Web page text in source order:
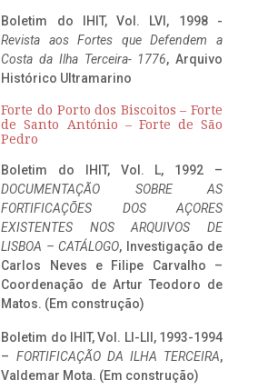
Boletim do IHIT, Vol. LVI, 1998 -
Revista aos Fortes que Defendem a
Costa da Ilha Terceira- 1776, Arquivo
Histórico Ultramarino
Forte do Porto dos Biscoitos – Forte
de Santo António – Forte de São
Pedro
Boletim do IHIT, Vol. L, 1992 –
DOCUMENTAÇÃO SOBRE AS
FORTIFICAÇÕES DOS AÇORES
EXISTENTES NOS ARQUIVOS DE
LISBOA – CATÁLOGO, Investigação de
Carlos Neves e Filipe Carvalho –
Coordenação de Artur Teodoro de
Matos. (Em construção)
Boletim do IHIT, Vol. LI-LII, 1993-1994
– FORTIFICAÇÃO DA ILHA TERCEIRA,
Valdemar Mota. (Em construção)